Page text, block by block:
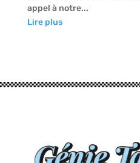
appel à notre...
Lire plus